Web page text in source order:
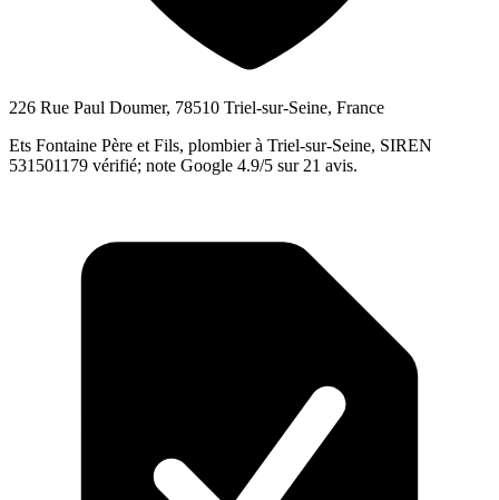
226 Rue Paul Doumer, 78510 Triel-sur-Seine, France
Ets Fontaine Père et Fils, plombier à Triel-sur-Seine, SIREN
531501179 vérifié; note Google 4.9/5 sur 21 avis.